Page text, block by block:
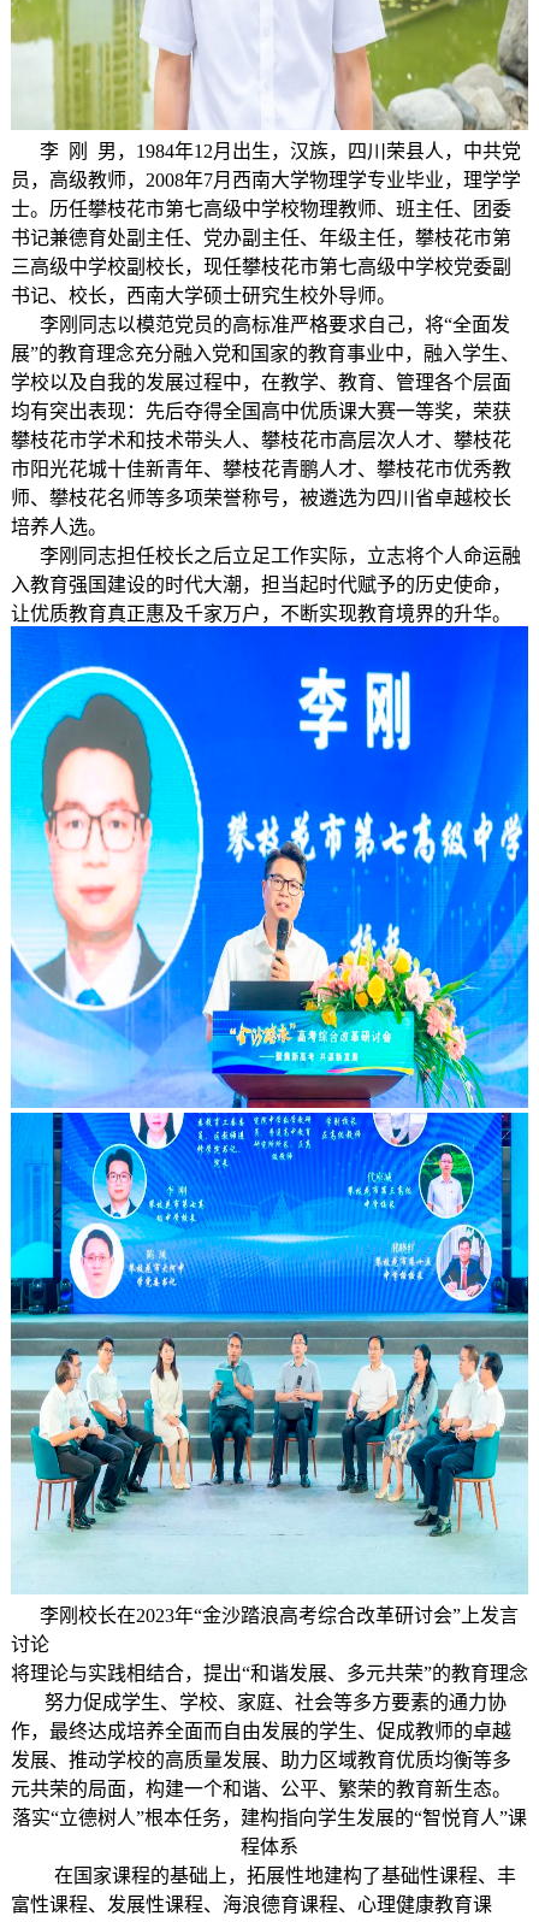
李 刚 男，1984年12月出生，汉族，四川荣县人，中共党
员，高级教师，2008年7月西南大学物理学专业毕业，理学学
士。历任攀枝花市第七高级中学校物理教师、班主任、团委
书记兼德育处副主任、党办副主任、年级主任，攀枝花市第
三高级中学校副校长，现任攀枝花市第七高级中学校党委副
书记、校长，西南大学硕士研究生校外导师。
李刚同志以模范党员的高标准严格要求自己，将“全面发
展”的教育理念充分融入党和国家的教育事业中，融入学生、
学校以及自我的发展过程中，在教学、教育、管理各个层面
均有突出表现：先后夺得全国高中优质课大赛一等奖，荣获
攀枝花市学术和技术带头人、攀枝花市高层次人才、攀枝花
市阳光花城十佳新青年、攀枝花青鹏人才、攀枝花市优秀教
师、攀枝花名师等多项荣誉称号，被遴选为四川省卓越校长
培养人选。
李刚同志担任校长之后立足工作实际，立志将个人命运融
入教育强国建设的时代大潮，担当起时代赋予的历史使命，
让优质教育真正惠及千家万户，不断实现教育境界的升华。
李刚校长在2023年“金沙踏浪高考综合改革研讨会”上发言
讨论
将理论与实践相结合，提出“和谐发展、多元共荣”的教育理念
努力促成学生、学校、家庭、社会等多方要素的通力协
作，最终达成培养全面而自由发展的学生、促成教师的卓越
发展、推动学校的高质量发展、助力区域教育优质均衡等多
元共荣的局面，构建一个和谐、公平、繁荣的教育新生态。
落实“立德树人”根本任务，建构指向学生发展的“智悦育人”课
程体系
在国家课程的基础上，拓展性地建构了基础性课程、丰
富性课程、发展性课程、海浪德育课程、心理健康教育课